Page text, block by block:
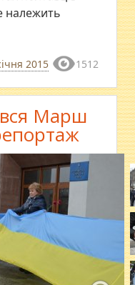
належить
2015 1512
Марш